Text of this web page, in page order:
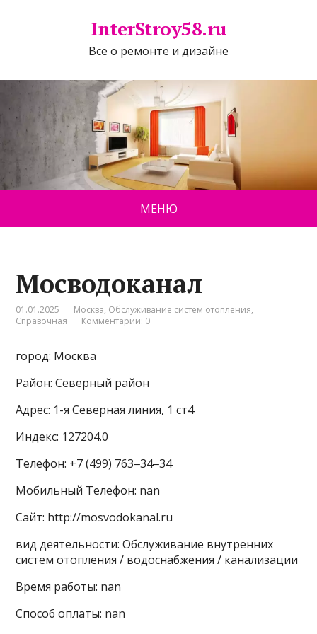
InterStroy58.ru
Все о ремонте и дизайне
МЕНЮ
Мосводоканал
01.01.2025 Москва, Обслуживание систем отопления,
Справочная
Комментарии: 0
город: Москва
Район: Северный район
Адрес: 1-я Северная линия, 1 ст4
Индекс: 127204.0
Телефон: +7 (499) 763‒34‒34
Мобильный Телефон: nan
Сайт: http://mosvodokanal.ru
вид деятельности: Обслуживание внутренних
систем отопления / водоснабжения / канализации
Время работы: nan
Способ оплаты: nan